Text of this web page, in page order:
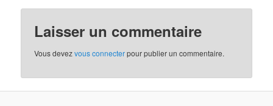
Laisser un commentaire
Vous devezvous connecterpour publier un commentaire.